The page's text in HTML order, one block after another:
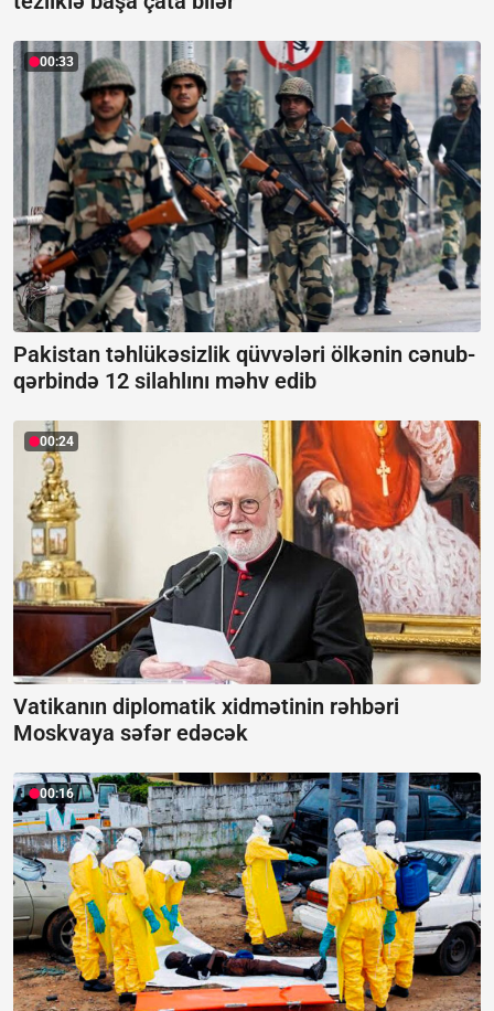
00:33
Pakistan təhlükəsizlik qüvvələri ölkənin cənub-
qərbində 12 silahlını məhv edib
00:24
Vatikanın diplomatik xidmətinin rəhbəri
Moskvaya səfər edəcək
00:16